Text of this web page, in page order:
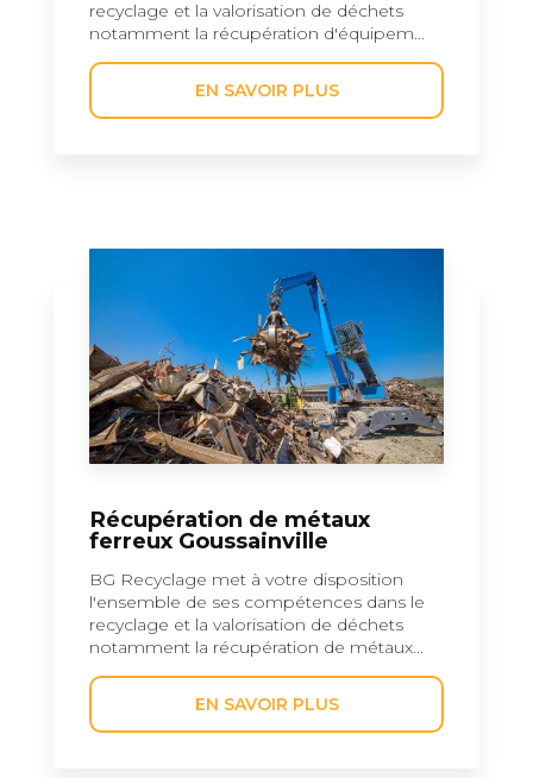
recyclage et la valorisation de déchets
notamment la récupération d'équipem...
EN SAVOIR PLUS
Récupération de métaux
ferreux Goussainville
BG Recyclage met à votre disposition
l'ensemble de ses compétences dans le
recyclage et la valorisation de déchets
notamment la récupération de métaux...
EN SAVOIR PLUS